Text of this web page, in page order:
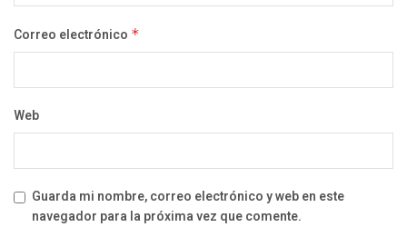
Correo electrónico *
Web
Guarda mi nombre, correo electrónico y web en este
navegador para la próxima vez que comente.